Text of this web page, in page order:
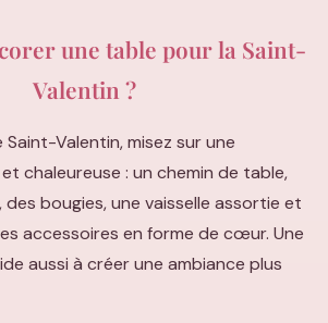
une table pour la Saint-
Valentin ?
Valentin, misez sur une
chaleureuse : un chemin de table,
bougies, une vaisselle assortie et
accessoires en forme de cœur. Une
aussi à créer une ambiance plus